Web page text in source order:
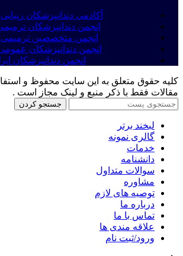
آکادمی دندانپزشکان
انجمن دندانپزشکان
انجمن متخصصین ترمیمی
انجمن دندانپزشکان
انجمن دندانپزشکان
کلیه حقوق متعلق به این سایت محفوظ و
مقالات فقط با ذکر منبع و لینک مجاز است .
جستجو کردن
لبخند برتر
گالری نمونه
خدمات
دانشنامه
سوالات متداول
مشاوره
توصیه های لازم
درباره ما
تماس با ما
علاقه مندی ها
ورود/ثبت نام